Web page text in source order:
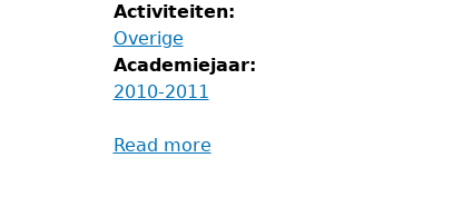
Activiteiten:
Overige
Academiejaar:
2010-2011
Read more